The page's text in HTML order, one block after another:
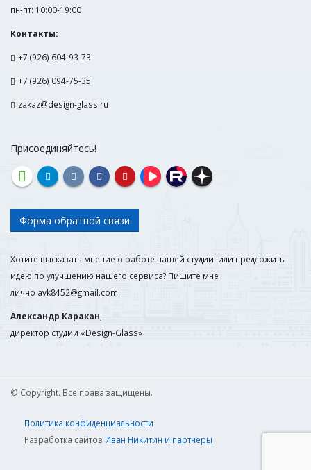
пн-пт: 10:00-19:00
Контакты:
+7 (926) 604-93-73
+7 (926) 094-75-35
zakaz@design-glass.ru
Присоединяйтесь!
Форма обратной связи
Хотите высказать мнение о работе нашей студии или предложить
идею по улучшению нашего сервиса? Пишите мне
лично avk8452@gmail.com
Александр Каракан
директор студии «Design-Glass»
© Copyright. Все права защищены.
Политика конфиденциальности
Разработка сайтов Иван Никитин и партнёры